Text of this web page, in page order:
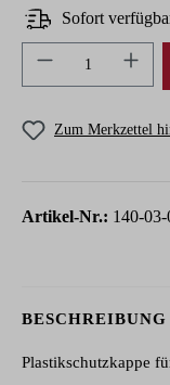
Sofort
Produkt
Zum Merkzettel
Artikel-Nr.: 140-03-
BESCHREIBUNG
Plastikschutzkappe